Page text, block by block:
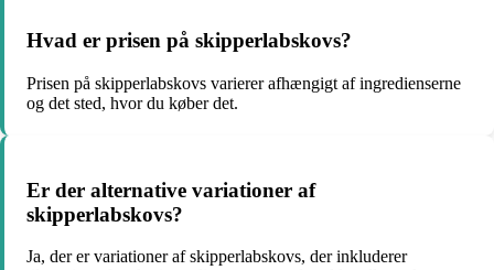
Hvad er prisen på skipperlabskovs?
Prisen på skipperlabskovs varierer afhængigt af ingredienserne
og det sted, hvor du køber det.
Er der alternative variationer af
skipperlabskovs?
Ja, der er variationer af skipperlabskovs, der inkluderer